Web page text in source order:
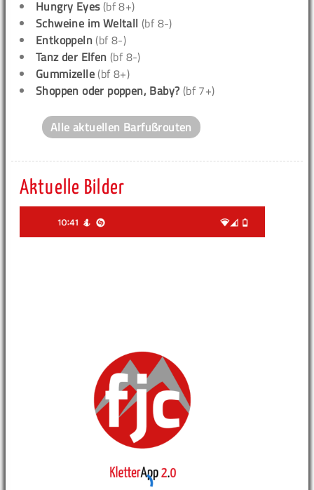
Hungry Eyes(bf 8+)
Schweine im Weltall (bf 8-)
Entkoppeln (bf 8-)
Tanz der Elfen (bf 8-)
Gummizelle (bf 8+)
Shoppen oder poppen, Baby? (bf 7+)
Alle aktuellen Barfußrouten
Aktuelle Bilder